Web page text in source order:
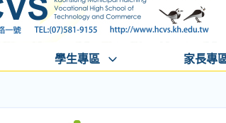
學生專區 家長專